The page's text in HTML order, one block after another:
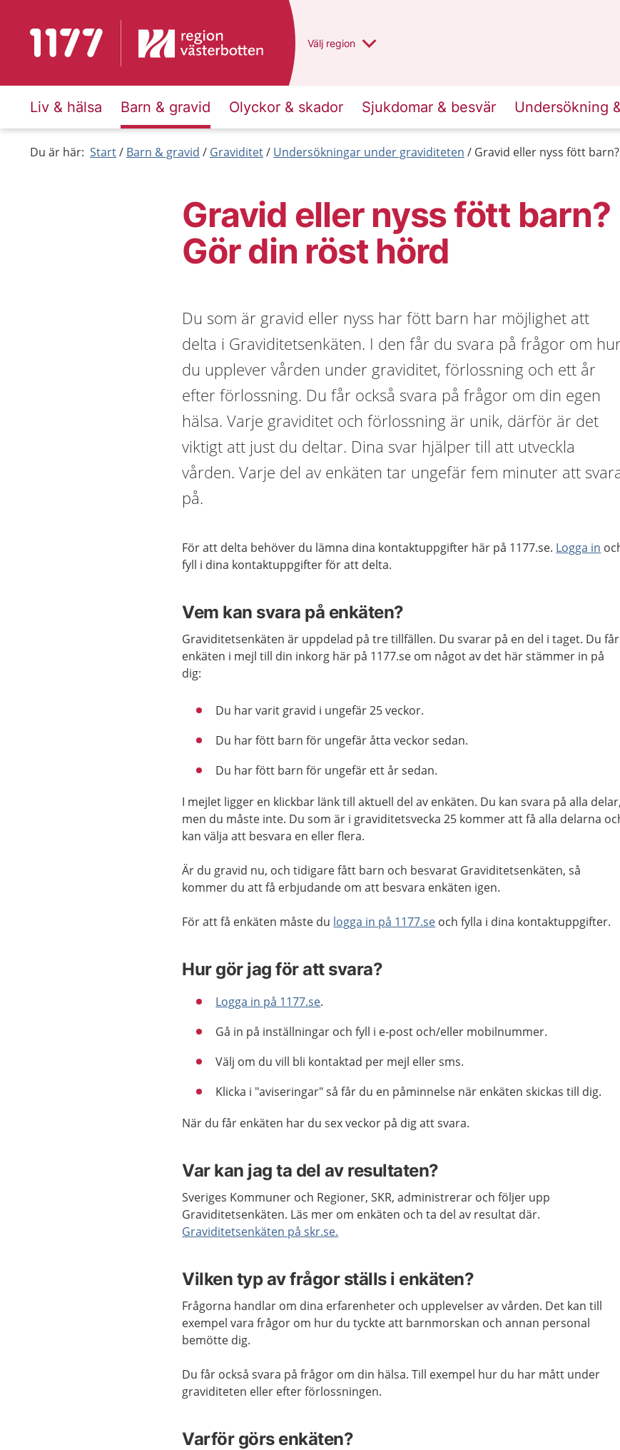
Till startsidan för 1177 Du har valt region
Välj en annan
region
Liv & hälsa Barn & gravid Olyckor & skador Sjukdomar & besvär Undersökning
Du är här: Start Barn & gravid Graviditet Undersökningar under graviditeten Gravid eller nyss fött
Gravid eller nyss fött barn?
Gör din röst hörd
Du som är gravid eller nyss har fött barn har möjlighet att
delta i Graviditetsenkäten. I den får du svara på frågor om hur
du upplever vården under graviditet, förlossning och ett år
efter förlossning. Du får också svara på frågor om din egen
hälsa. Varje graviditet och förlossning är unik, därför är det
viktigt att just du deltar. Dina svar hjälper till att utveckla
vården. Varje del av enkäten tar ungefär fem minuter att
på.
För att delta behöver du lämna dina kontaktuppgifter här på 1177.se. Logga in
fyll i dina kontaktuppgifter för att delta.
Vem kan svara på enkäten?
Graviditetsenkäten är uppdelad på tre tillfällen. Du svarar på en del i taget. Du får
enkäten i mejl till din inkorg här på 1177.se om något av det här stämmer in på
dig:
Du har varit gravid i ungefär 25 veckor.
Du har fött barn för ungefär åtta veckor sedan.
Du har fött barn för ungefär ett år sedan.
I mejlet ligger en klickbar länk till aktuell del av enkäten. Du kan svara på alla delar,
men du måste inte. Du som är i graviditetsvecka 25 kommer att få alla delarna
kan välja att besvara en eller flera.
Är du gravid nu, och tidigare fått barn och besvarat Graviditetsenkäten, så
kommer du att få erbjudande om att besvara enkäten igen.
För att få enkäten måste du logga in på 1177.se och fylla i dina kontaktuppgifter.
Hur gör jag för att svara?
Logga in på 1177.se.
Gå in på inställningar och fyll i e-post och/eller mobilnummer.
Välj om du vill bli kontaktad per mejl eller sms.
Klicka i "aviseringar" så får du en påminnelse när enkäten skickas till dig.
När du får enkäten har du sex veckor på dig att svara.
Var kan jag ta del av resultaten?
Sveriges Kommuner och Regioner, SKR, administrerar och följer upp
Graviditetsenkäten. Läs mer om enkäten och ta del av resultat där.
Graviditetsenkäten på skr.se.
Vilken typ av frågor ställs i enkäten?
Frågorna handlar om dina erfarenheter och upplevelser av vården. Det kan till
exempel vara frågor om hur du tyckte att barnmorskan och annan personal
bemötte dig.
Du får också svara på frågor om din hälsa. Till exempel hur du har mått under
graviditeten eller efter förlossningen.
Varför görs enkäten?